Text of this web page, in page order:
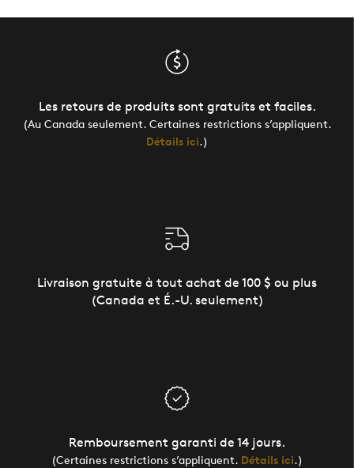
Les retours de produits sont gratuits et faciles.
(Au Canada seulement. Certaines restrictions s’appliquent.
Détails ici.)
Livraison gratuite à tout achat de 100 $ ou plus
(Canada et É.-U. seulement)
Remboursement garanti de 14 jours.
(Certaines restrictions s’appliquent. Détails ici.)